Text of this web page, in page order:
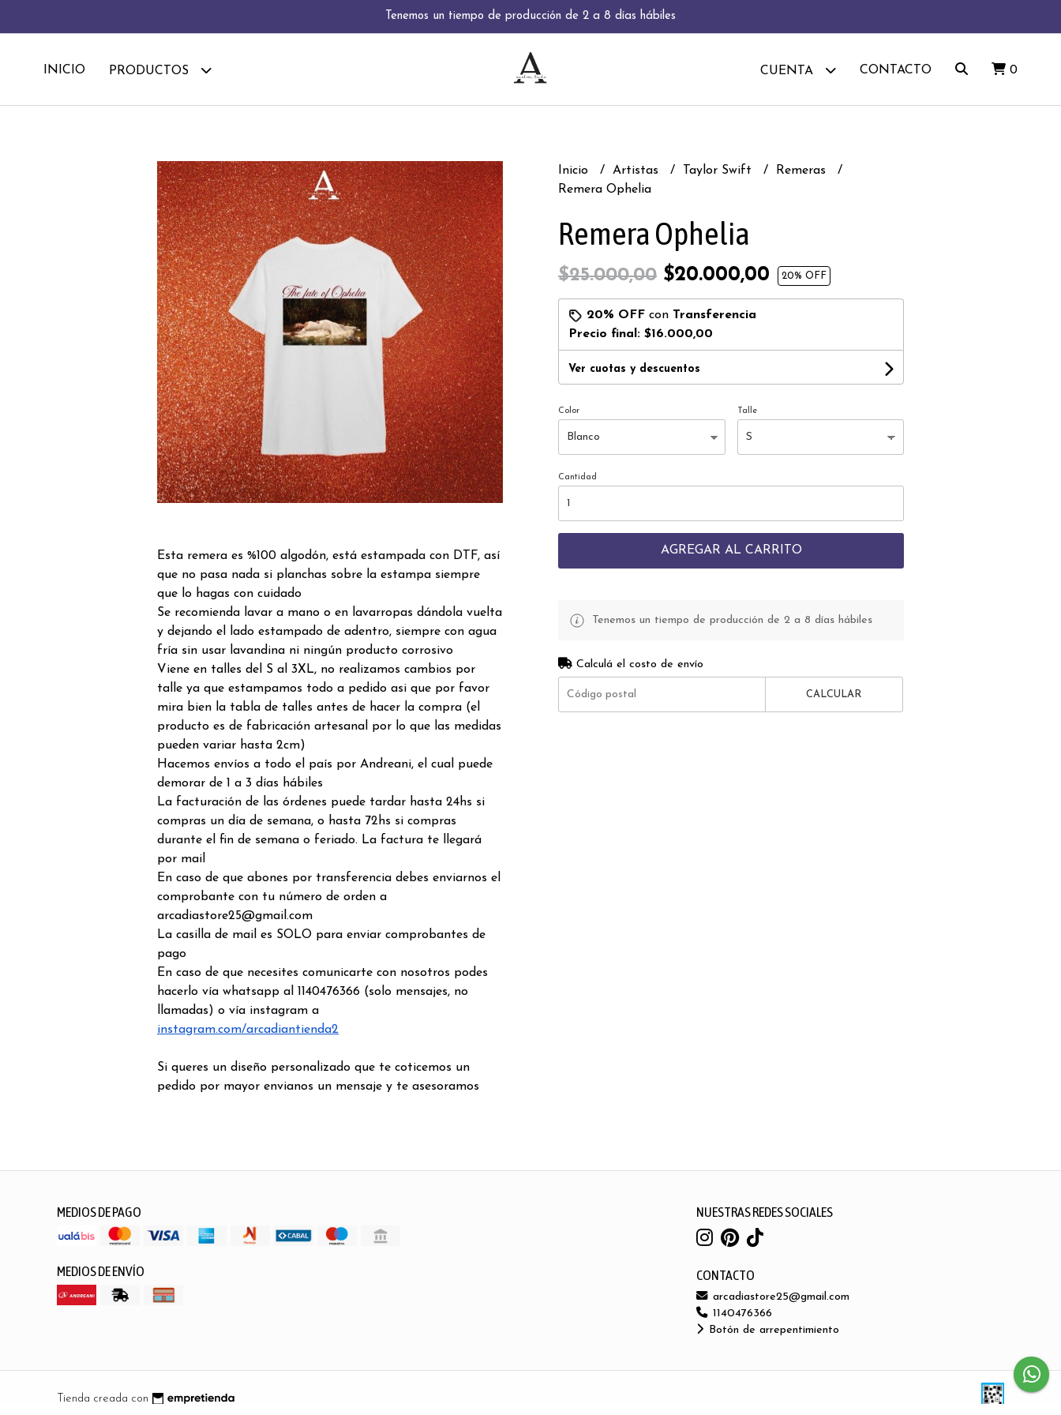
Tenemos un tiempo de producción de 2 a 8 días hábiles
INICIO PRODUCTOS CUENTA CONTACTO 0
Esta remera es %100 algodón, está estampada con DTF, así
que no pasa nada si planchas sobre la estampa siempre
que lo hagas con cuidado
Se recomienda lavar a mano o en lavarropas dándola vuelta
y dejando el lado estampado de adentro, siempre con agua
fría sin usar lavandina ni ningún producto corrosivo
Viene en talles del S al 3XL, no realizamos cambios por
talle ya que estampamos todo a pedido asi que por favor
mira bien la tabla de talles antes de hacer la compra (el
producto es de fabricación artesanal por lo que las medidas
pueden variar hasta 2cm)
Hacemos envíos a todo el país por Andreani, el cual puede
demorar de 1 a 3 días hábiles
La facturación de las órdenes puede tardar hasta 24hs si
compras un día de semana, o hasta 72hs si compras
durante el fin de semana o feriado. La factura te llegará
por mail
En caso de que abones por transferencia debes enviarnos el
comprobante con tu número de orden a
arcadiastore25@gmail.com
La casilla de mail es SOLO para enviar comprobantes de
pago
En caso de que necesites comunicarte con nosotros podes
hacerlo vía whatsapp al 1140476366 (solo mensajes, no
llamadas) o vía instagram a
instagram.com/arcadiantienda2
Si queres un diseño personalizado que te coticemos un
pedido por mayor envianos un mensaje y te asesoramos
Inicio Artistas Taylor Swift
Remeras
Remera Ophelia
Remera Ophelia
$25.000,00 $20.000,00 20% OFF
20% OFF con Transferencia
Precio final: $16.000,00
Ver cuotas y descuentos
Color Talle
Cantidad
AGREGAR AL CARRITO
Tenemos un tiempo de producción de 2 a 8 días hábiles
Calculá el costo de envío
CALCULAR
MEDIOS DE PAGO
MEDIOS DE ENVÍO
NUESTRAS REDES SOCIALES
CONTACTO
arcadiastore25@gmail.com
1140476366
Botón de arrepentimiento
Tienda creada con